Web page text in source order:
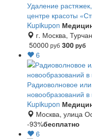
Удаление
центре красоты
Kupikupon
г. Москва,
50000 руб 300руб
6
Радиоволновое
новообразований
Kupikupon
Москва, улица
-93%бесплатно
6